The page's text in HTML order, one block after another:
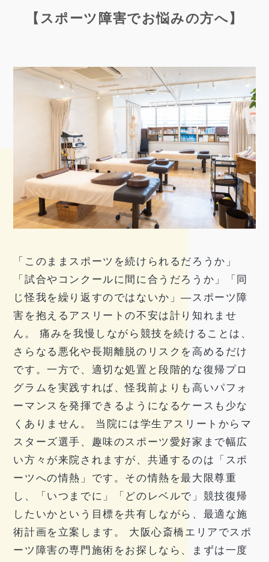
【スポーツ障害でお悩みの方へ】
「このままスポーツを続けられるだろうか」
「試合やコンクールに間に合うだろうか」「同
じ怪我を繰り返すのではないか」―スポーツ障
害を抱えるアスリートの不安は計り知れませ
ん。 痛みを我慢しながら競技を続けることは、
さらなる悪化や長期離脱のリスクを高めるだけ
です。一方で、適切な処置と段階的な復帰プロ
グラムを実践すれば、怪我前よりも高いパフォ
ーマンスを発揮できるようになるケースも少な
くありません。 当院には学生アスリートからマ
スターズ選手、趣味のスポーツ愛好家まで幅広
い方々が来院されますが、共通するのは「スポ
ーツへの情熱」です。その情熱を最大限尊重
し、「いつまでに」「どのレベルで」競技復帰
したいかという目標を共有しながら、最適な施
術計画を立案します。 大阪心斎橋エリアでスポ
ーツ障害の専門施術をお探しなら、まずは一度